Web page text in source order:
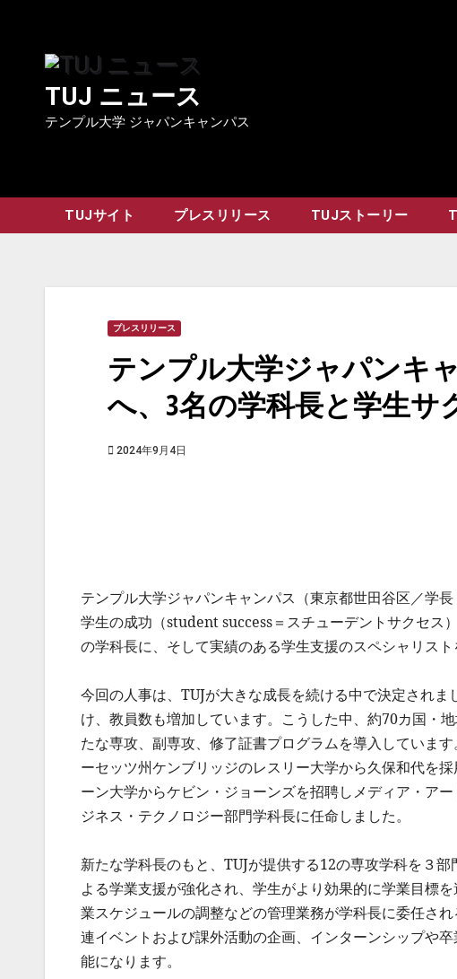
content
TUJ ニュース
テンプル大学 ジャパンキャンパス
TUJサイト プレスリリース TUJストーリー
プレスリリース
テンプル大学ジャパンキ
へ、3名の学科長と学生サ
2024年9月4日
テンプル大学ジャパンキャンパス（東京都世田谷区／学
学生の成功（student success＝スチューデントサクセス
の学科長に、そして実績のある学生支援のスペシャリス
今回の人事は、TUJが大きな成長を続ける中で決定され
け、教員数も増加しています。こうした中、約70カ国・
たな専攻、副専攻、修了証書プログラムを導入していま
ーセッツ州ケンブリッジのレスリー大学から久保和代を
ーン大学からケビン・ジョーンズを招聘しメディア・ア
ジネス・テクノロジー部門学科長に任命しました。
新たな学科長のもと、TUJが提供する12の専攻学科を３
よる学業支援が強化され、学生がより効果的に学業目標
業スケジュールの調整などの管理業務が学科長に委任さ
連イベントおよび課外活動の企画、インターンシップや
能になります。